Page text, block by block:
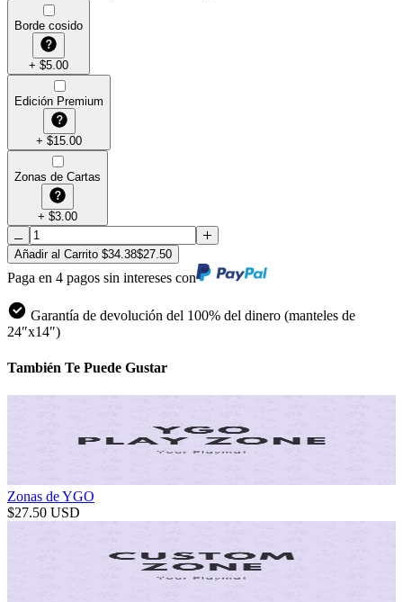
Borde cosido
+ $5.00
Edición Premium
+ $15.00
Zonas de Cartas
+ $3.00
Añadir al Carrito $34.38$27.50
Paga en 4 pagos sin intereses con
Garantía de devolución del 100% del dinero (manteles de
24″x14″)
También Te Puede Gustar
Zonas de YGO
$27.50 USD